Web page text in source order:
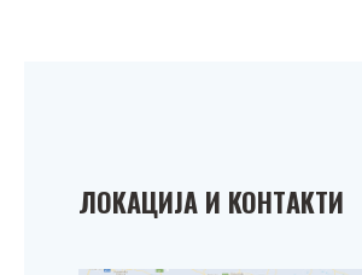
ЛOKAЦИЈA И KOНТAKТИ